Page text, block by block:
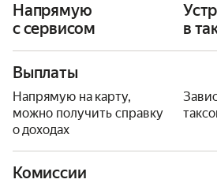
Напрямую
с сервисом
в
Выплаты
Напрямую на карту,
можно получить справку
о доходах
Комиссии